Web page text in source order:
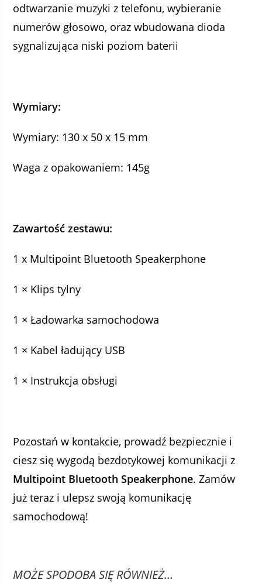
odtwarzanie muzyki z telefonu, wybieranie
numerów głosowo, oraz wbudowana dioda
sygnalizująca niski poziom baterii
Wymiary:
Wymiary: 130 x 50 x 15 mm
Waga z opakowaniem: 145g
Zawartość zestawu:
1 x Multipoint Bluetooth Speakerphone
1 × Klips tylny
1 × Ładowarka samochodowa
1 × Kabel ładujący USB
1 × Instrukcja obsługi
Pozostań w kontakcie, prowadź bezpiecznie i
ciesz się wygodą bezdotykowej komunikacji z
Multipoint Bluetooth Speakerphone. Zamów
już teraz i ulepsz swoją komunikację
samochodową!
MOŻE SPODOBA SIĘ RÓWNIEŻ…